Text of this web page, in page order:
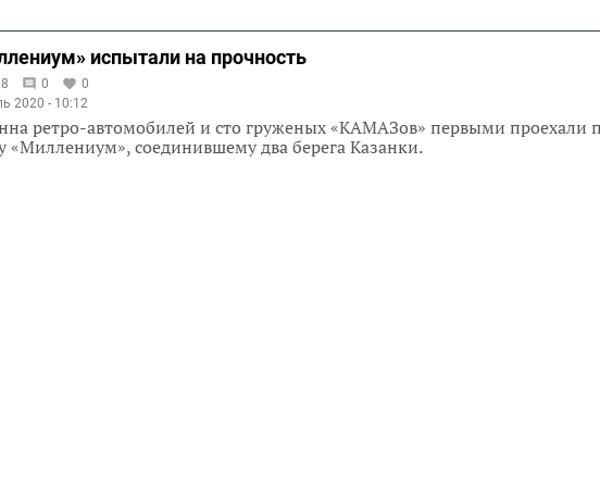
испытали на прочность
0
0
2020 - 10:12
ретро-автомобилей и сто груженых «КАМАЗов» первыми проехали
«Миллениум», соединившему два берега Казанки.